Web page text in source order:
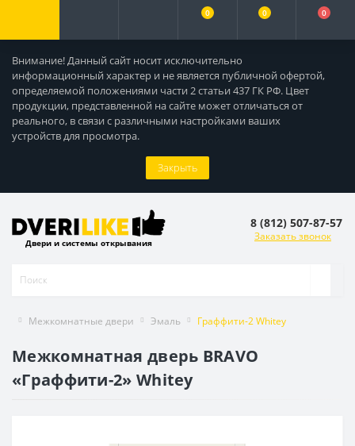
Внимание! Данный сайт носит исключительно
информационный характер и не является публичной офертой,
определяемой положениями части 2 статьи 437 ГК РФ. Цвет
продукции, представленной на сайте может отличаться от
реального, в связи с различными настройками ваших
устройств для просмотра.
Закрыть
0 0 0
Двери и системы открывания
8 (812) 507-87-57
Заказать звонок
Межкомнатные двери Эмаль Граффити-2 Whitey
Межкомнатная дверь BRAVO
«Граффити-2» Whitey